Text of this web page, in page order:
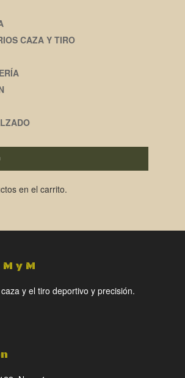
CAZA Y TIRO
en el carrito.
y M
y el tiro deportivo y precisión.